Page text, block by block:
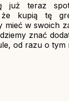
już teraz
że kupią tę
mieć w swoich
znać
od razu o tym